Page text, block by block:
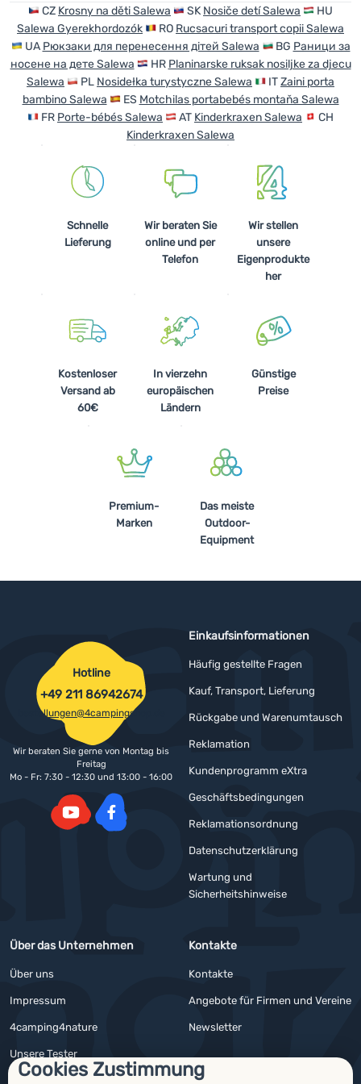
Cookies Zustimmung
Anmelden /
Registrieren
CZ Krosny na děti Salewa SK Nosiče detí Salewa
HU
Salewa Gyerekhordozók
RO Rucsacuri transport copii Salewa
UA Рюкзаки для перенесення дітей Salewa BG Раници за
носене на дете Salewa
HR Planinarske ruksak nosiljke za djecu
Salewa
PL Nosidełka turystyczne Salewa ITZaini porta
bambino Salewa
ES Motchilas portabebés montaňa Salewa
FR Porte-bébés Salewa AT Kinderkraxen Salewa
CH
Kinderkraxen Salewa
Schnelle
Lieferung
Wir beraten Sie
online und per
Telefon
Wir stellen
unsere
Eigenprodukte
her
Kostenloser
Versand ab
60€
In vierzehn
europäischen
Ländern
Günstige
Preise
Premium-
Marken
Das meiste
Outdoor-
Equipment
Einkaufsinformationen
Häufig gestellte Fragen
Kauf, Transport, Lieferung
Rückgabe und Warenumtausch
Reklamation
Kundenprogramm eXtra
Geschäftsbedingungen
Reklamationsordnung
Datenschutzerklärung
Wartung und
Sicherheitshinweise
Über das Unternehmen
Über uns
Impressum
4camping4nature
Unsere Tester
Kontakte
Kontakte
Angebote für Firmen und Vereine
Newsletter
Hotline
+49 211 86942674
bestellungen@4campingshop.de
Wir beraten Sie gerne von Montag bis
Freitag
Mo - Fr: 7:30 - 12:30 und 13:00 - 16:00